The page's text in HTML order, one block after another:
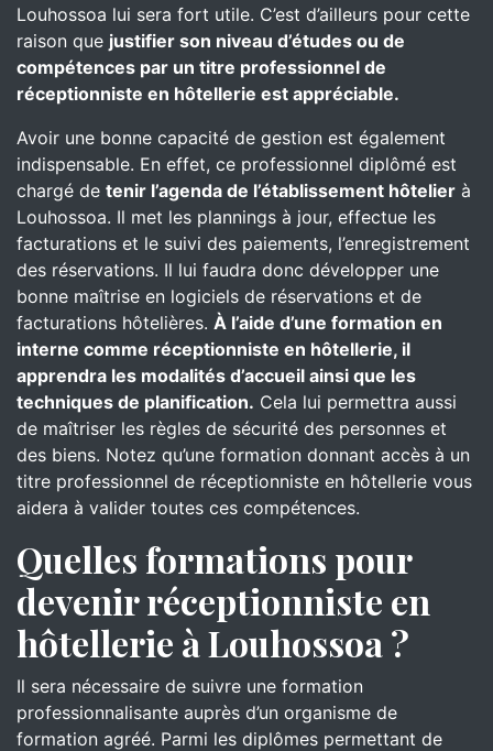
Louhossoa lui sera fort utile. C’est d’ailleurs pour cette
raison que justifier son niveau d’études ou de
compétences par un titre professionnel de
réceptionniste en hôtellerie est appréciable.
Avoir une bonne capacité de gestion est également
indispensable. En effet, ce professionnel diplômé est
chargé de tenir l’agenda de l’établissement hôtelier à
Louhossoa. Il met les plannings à jour, effectue les
facturations et le suivi des paiements, l’enregistrement
des réservations. Il lui faudra donc développer une
bonne maîtrise en logiciels de réservations et de
facturations hôtelières. À l’aide d’une formation en
interne comme réceptionniste en hôtellerie, il
apprendra les modalités d’accueil ainsi que les
techniques de planification. Cela lui permettra aussi
de maîtriser les règles de sécurité des personnes et
des biens. Notez qu’une formation donnant accès à un
titre professionnel de réceptionniste en hôtellerie vous
aidera à valider toutes ces compétences.
Quelles formations pour
devenir réceptionniste en
hôtellerie à Louhossoa ?
Il sera nécessaire de suivre une formation
professionnalisante auprès d’un organisme de
formation agréé. Parmi les diplômes permettant de